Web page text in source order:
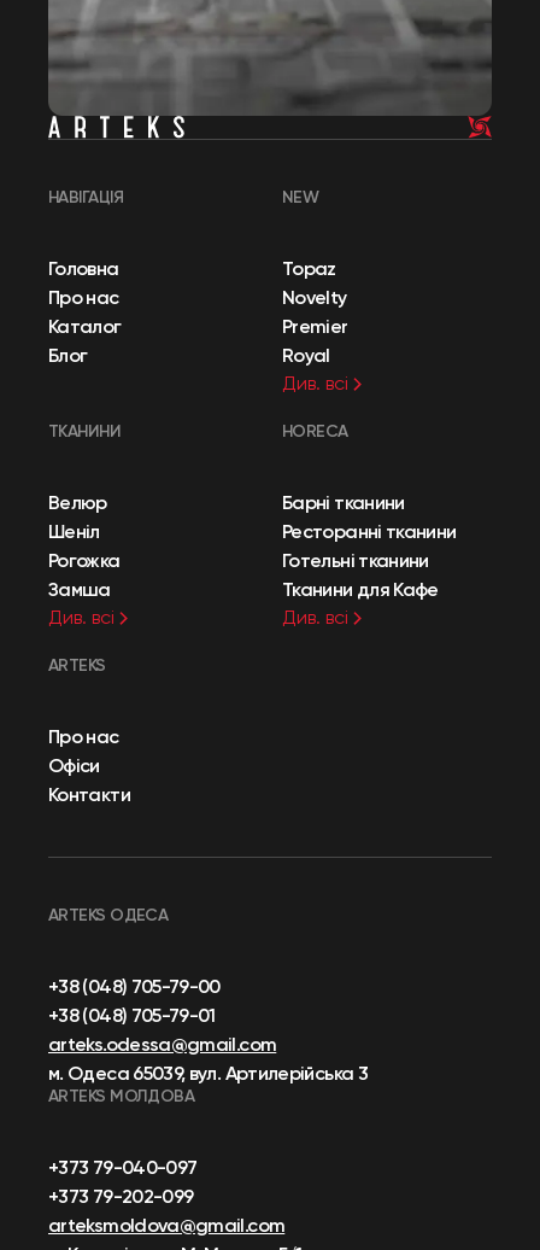
НАВІГАЦІЯ
Головна
Про нас
Каталог
Блог
NEW
Topaz
Novelty
Premier
Royal
Див. всі
ТКАНИНИ
Велюр
Шеніл
Рогожка
Замша
Див. всі
HORECA
Барні тканини
Ресторанні тканини
Готельні тканини
Тканини для Кафе
Див. всі
ARTEKS
Про нас
Офіси
Контакти
ARTEKS ОДЕСА
+38 (048) 705-79-00
+38 (048) 705-79-01
arteks.odessa@gmail.com
м. Одеса 65039, вул. Артилерійська 3
ARTEKS МОЛДОВА
+373 79-040-097
+373 79-202-099
arteksmoldova@gmail.com